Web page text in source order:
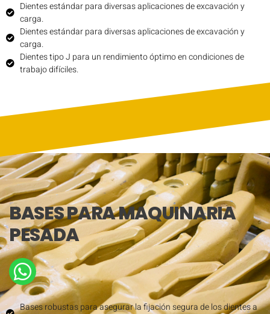
Dientes estándar para diversas aplicaciones de excavación y
carga.
Dientes estándar para diversas aplicaciones de excavación y
carga.
Dientes tipo J para un rendimiento óptimo en condiciones de
trabajo difíciles.
BASES PARA MAQUINARIA
PESADA
Bases robustas para asegurar la fijación segura de los dientes a